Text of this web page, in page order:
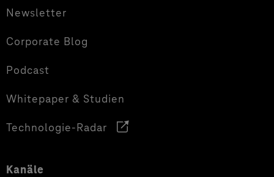
Newsletter
Corporate Blog
Podcast
Whitepaper & Studien
Technologie-Radar
Kanäle